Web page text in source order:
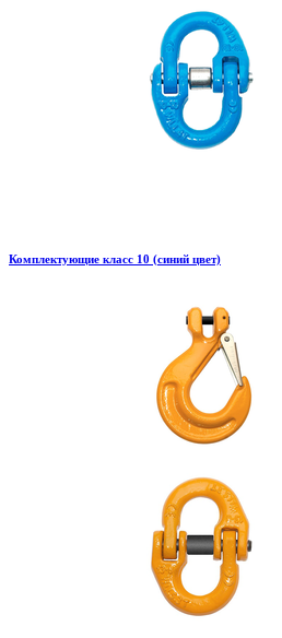
Комплектующие класс 10 (синий цвет)